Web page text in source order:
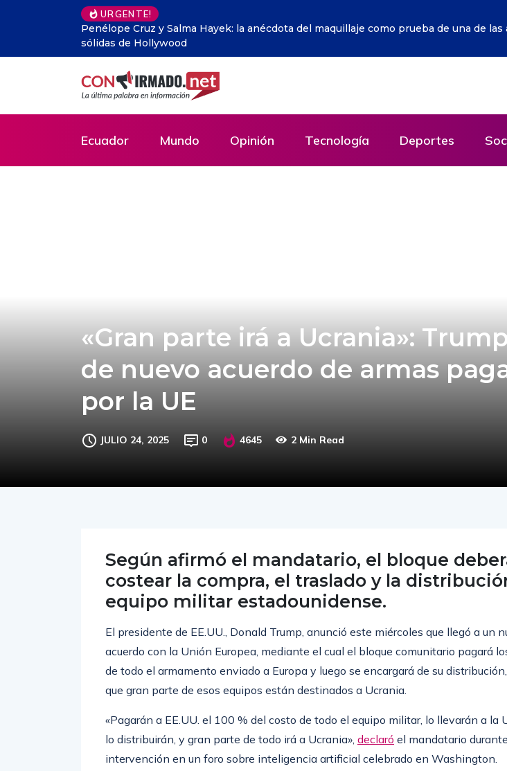
URGENTE!
Ciudades sedes del Mundial 2026 de EE.UU. aún esperan pagos de millones de
por la FIFA
Ecuador Mundo Opinión Tecnología Deportes
«Gran parte irá a Ucrania»:
de nuevo acuerdo de armas
por la UE
JULIO 24, 2025 0 4645 2 Min Read
Según afirmó el mandatario, el bloque
costear la compra, el traslado y la
equipo militar estadounidense.
El presidente de EE.UU., Donald Trump, anunció este miércoles que llegó a un
acuerdo con la Unión Europea, mediante el cual el bloque comunitario pagará
de todo el armamento enviado a Europa y luego se encargará de su
que gran parte de esos equipos están destinados a Ucrania.
«Pagarán a EE.UU. el 100 % del costo de todo el equipo militar, lo llevarán a la
lo distribuirán, y gran parte de todo irá a Ucrania», declaró el mandatario
intervención en un foro sobre inteligencia artificial celebrado en Washington.